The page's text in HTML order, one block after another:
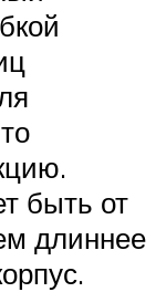
быть от
длиннее